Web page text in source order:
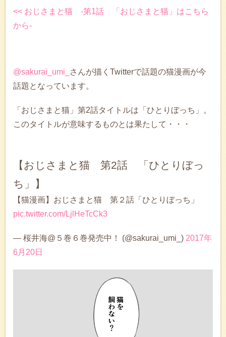
<< おじさまと猫 -第1話 「おじさまと猫」はこちら
から-
@sakurai_umi_
さんが描くTwitterで話題の猫漫画が今
話題となっています。
「おじさまと猫」第2話タイトルは「ひとりぼっち」。
このタイトルが意味するものとは果たして・・・
【おじさまと猫 第2話 「ひとりぼっ
ち」】
【猫漫画】おじさまと猫 第２話「ひとりぼっち」
pic.twitter.com/LjlHeTcCk3
— 桜井海@５巻６巻発売中！ (@sakurai_umi_) 2017年
6月20日